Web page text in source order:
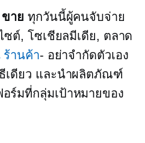
าย ทุกวันนี้ผู้คนจับจ่าย
ต์, โซเชียลมีเดีย, ตลาด
ร้านค้า- อย่าจำกัดตัวเอง
เดียว และนำผลิตภัณฑ์
ร์มที่กลุ่มเป้าหมายของ